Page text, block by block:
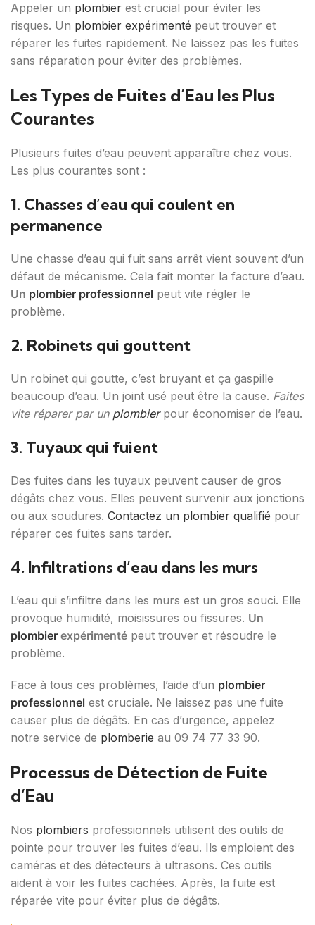
Appeler un plombier est crucial pour éviter les
risques. Un plombier expérimenté peut trouver et
réparer les fuites rapidement. Ne laissez pas les fuites
sans réparation pour éviter des problèmes.
Les Types de Fuites d’Eau les Plus
Courantes
Plusieurs fuites d’eau peuvent apparaître chez vous.
Les plus courantes sont :
1. Chasses d’eau qui coulent en
permanence
Une chasse d’eau qui fuit sans arrêt vient souvent d’un
défaut de mécanisme. Cela fait monter la facture d’eau.
Un plombier professionnel peut vite régler le
problème.
2. Robinets qui gouttent
Un robinet qui goutte, c’est bruyant et ça gaspille
beaucoup d’eau. Un joint usé peut être la cause. Faites
vite réparer par un plombierpour économiser de l’eau.
3. Tuyaux qui fuient
Des fuites dans les tuyaux peuvent causer de gros
dégâts chez vous. Elles peuvent survenir aux jonctions
ou aux soudures. Contactez un plombier qualifié pour
réparer ces fuites sans tarder.
4. Infiltrations d’eau dans les murs
L’eau qui s’infiltre dans les murs est un gros souci. Elle
provoque humidité, moisissures ou fissures. Un
plombier expérimenté peut trouver et résoudre le
problème.
Face à tous ces problèmes, l’aide d’un plombier
professionnel est cruciale. Ne laissez pas une fuite
causer plus de dégâts. En cas d’urgence, appelez
notre service de plomberie au 09 74 77 33 90.
Processus de Détection de Fuite
d’Eau
Nos plombiers professionnels utilisent des outils de
pointe pour trouver les fuites d’eau. Ils emploient des
caméras et des détecteurs à ultrasons. Ces outils
aident à voir les fuites cachées. Après, la fuite est
réparée vite pour éviter plus de dégâts.